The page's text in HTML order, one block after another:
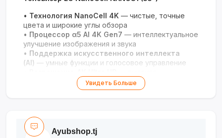
• Технология NanoCell 4K — чистые, точные
цвета и широкие углы обзора
• Процессор α5 AI 4K Gen7 — интеллектуальное
улучшение изображения и звука
• Поддержка искусственного интеллекта
(AI) — умные функции и голосовое управление
детализация и глубина изображения
Дизайн с тонкими рамками— стильно
Увидеть Больше
Ayubshop.tj